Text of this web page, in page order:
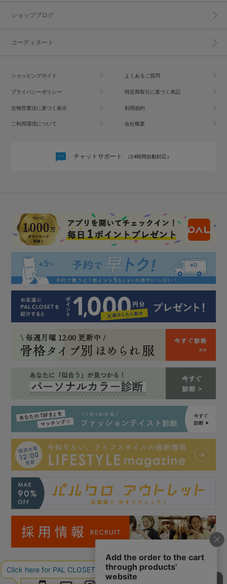
ショップブログ
コーディネート
ショッピングガイド よくあるご質問
プライバシーポリシー 特定商取引に基づく表記
古物営業法に基づく表示 利用規約
ご利用環境について 会社概要
チャットサポート （24時間自動対応）